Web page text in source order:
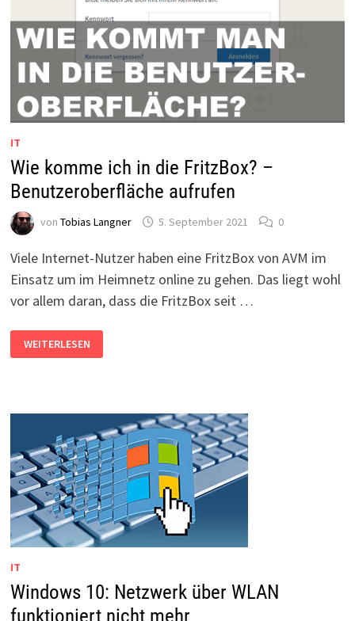
IT
Wie komme ich in die FritzBox? –
Benutzeroberfläche aufrufen
von Tobias Langner 5. September 2021 0
Viele Internet-Nutzer haben eine FritzBox von AVM im
Einsatz um im Heimnetz online zu gehen. Das liegt wohl
vor allem daran, dass die FritzBox seit …
WIE
KOMME
ICH
BENUTZEROBERFLÄCHE
WEITERLESEN
IT
Windows 10: Netzwerk über WLAN
funktioniert nicht mehr